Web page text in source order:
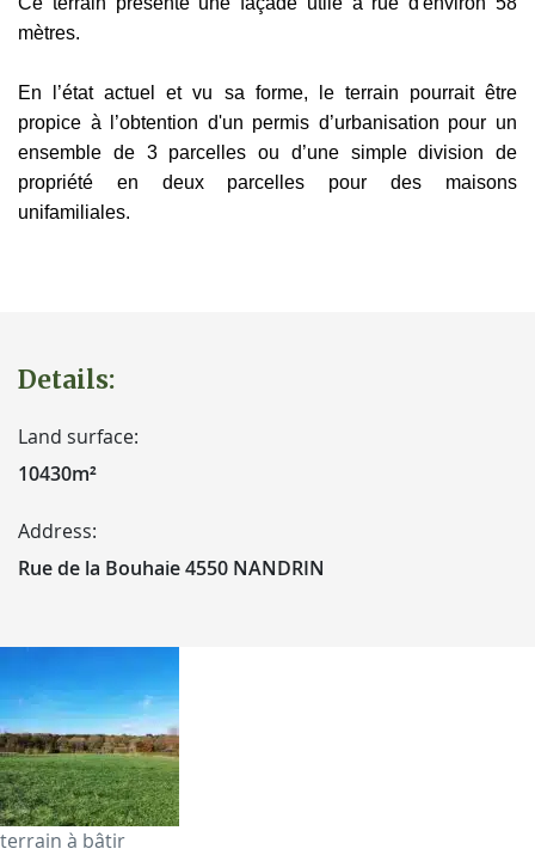
mètres.
En l’état actuel et vu sa forme, le terrain pourrait être
propice à l’obtention d'un permis d’urbanisation pour un
ensemble de 3 parcelles ou d’une simple division de
propriété en deux parcelles pour des maisons
unifamiliales.
Details:
Land surface:
10430m²
Address:
Rue de la Bouhaie 4550 NANDRIN
terrain à bâtir